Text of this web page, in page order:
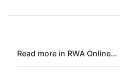
Read more in RWA Online…